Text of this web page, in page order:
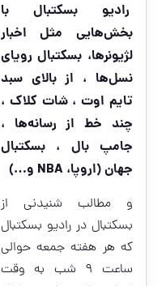
رادیو بسکتبال با
بخش‌هایی مثل اخبار
لژیونرها، بسکتبال رویاى
نسل‌ها ، از بالای سبد
تایم اوت ، شات کلاک ،
چند خط از رسانه‌ها ،
جامپ بال ، بسکتبال
جهان (اروپا، NBA و…)
و مطالب شنیدنى از
بسکتبال در رادیو بسکتبال
که هر هفته جمعه حوالی
ساعت ۹ شب به وقت